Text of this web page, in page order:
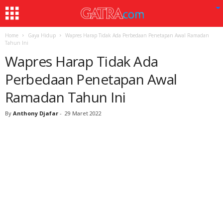
Home Gaya Hidup
Wapres Harap Tidak Ada Perbedaan Penetapan Awal Ramadan
Tahun Ini
Wapres Harap Tidak Ada
Perbedaan Penetapan Awal
Ramadan Tahun Ini
By Anthony Djafar - 29 Maret 2022